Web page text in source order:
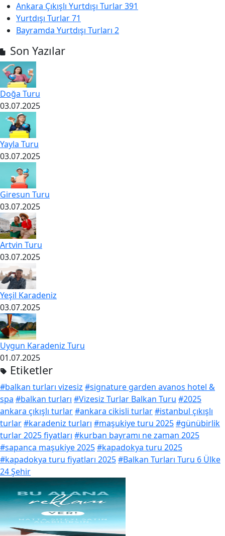
Ankara Çıkışlı Yurtdışı Turlar391
Yurtdışı Turlar71
Bayramda Yurtdışı Turları 2
Son Yazılar
Doğa Turu
03.07.2025
Yayla Turu
03.07.2025
Giresun Turu
03.07.2025
Artvin Turu
03.07.2025
Yeşil Karadeniz
03.07.2025
Uygun Karadeniz Turu
01.07.2025
Etiketler
#balkan turları vizesiz #signature garden avanos hotel &
spa #balkan turları #Vizesiz Turlar Balkan Turu #2025
ankara çıkışlı turlar#ankara cikisli turlar#istanbul çıkışlı
turlar#karadeniz turları #maşukiye turu 2025#günübirlik
turlar 2025 fiyatları #kurban bayramı ne zaman 2025
#sapanca maşukiye 2025#kapadokya turu 2025
#kapadokya turu fiyatları 2025#Balkan Turları Turu 6 Ülke
24 Şehir